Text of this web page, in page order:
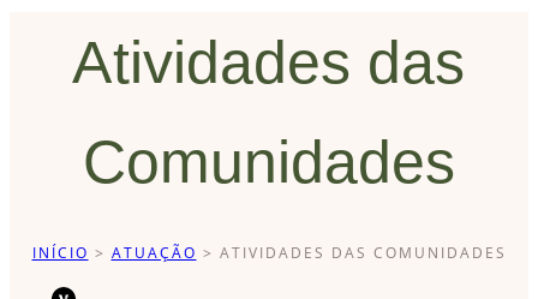
Atividades das
Comunidades
INÍCIO > ATUAÇÃO > ATIVIDADES DAS COMUNIDADES